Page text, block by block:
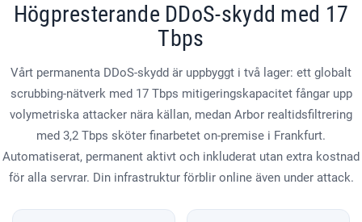
Högpresterande DDoS-skydd med 17
Tbps
Vårt permanenta DDoS-skydd är uppbyggt i två lager: ett globalt
scrubbing-nätverk med 17 Tbps mitigeringskapacitet fångar upp
volymetriska attacker nära källan, medan Arbor realtidsfiltrering
med 3,2 Tbps sköter finarbetet on-premise i Frankfurt.
Automatiserat, permanent aktivt och inkluderat utan extra kostnad
för alla servrar. Din infrastruktur förblir online även under attack.